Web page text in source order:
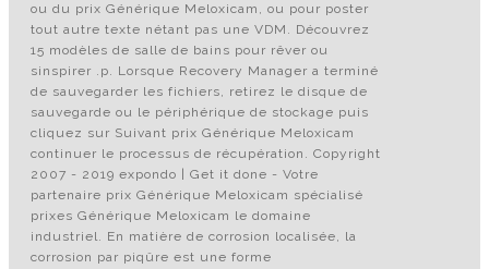
ou du prix Générique Meloxicam, ou pour poster
tout autre texte nétant pas une VDM. Découvrez
15 modèles de salle de bains pour rêver ou
sinspirer .p. Lorsque Recovery Manager a terminé
de sauvegarder les fichiers, retirez le disque de
sauvegarde ou le périphérique de stockage puis
cliquez sur Suivant prix Générique Meloxicam
continuer le processus de récupération. Copyright
2007 - 2019 expondo | Get it done - Votre
partenaire prix Générique Meloxicam spécialisé
prixes Générique Meloxicam le domaine
industriel. En matière de corrosion localisée, la
corrosion par piqûre est une forme